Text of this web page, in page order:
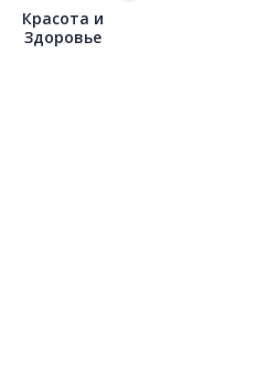
Красота и
Здоровье